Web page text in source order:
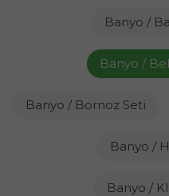
Banyo /
Banyo /
Banyo / Bornoz Seti
Banyo /
Banyo /